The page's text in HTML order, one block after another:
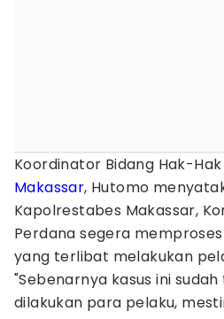
Koordinator Bidang Hak-
Makassar, Hutomo
Kapolrestabes Makassar,
Perdana segera
yang terlibat melakukan
"Sebenarnya kasus ini
dilakukan para pelaku,